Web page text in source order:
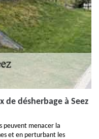
désherbage à Seez
peuvent menacer la
et en perturbant les